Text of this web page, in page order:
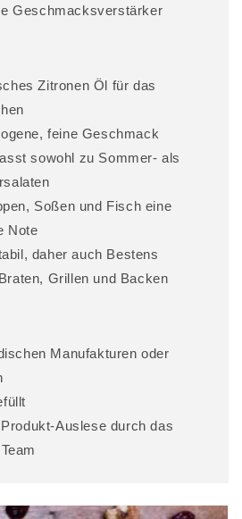
Geschmacksverstärker
Zitronen Öl für das
feine Geschmack
sowohl zu Sommer- als
Soßen und Fisch eine
Note
daher auch Bestens
Grillen und Backen
Manufakturen oder
Auslese durch das